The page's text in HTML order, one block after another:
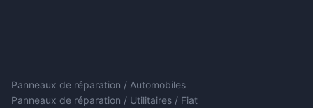
Panneaux de réparation / Automobiles
Panneaux de réparation / Utilitaires / Fiat